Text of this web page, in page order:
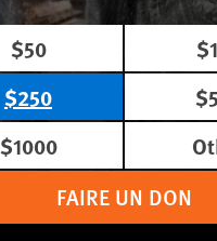
$50
$250
$1000
FAIRE UN DON